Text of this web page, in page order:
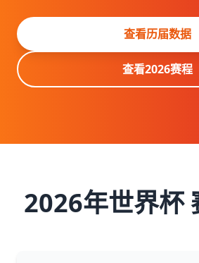
查看历届数据
查看2026赛程
2026年世界杯